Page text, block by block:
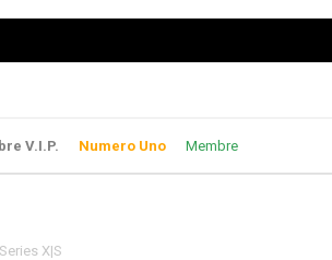
V.I.P. Numero Uno Membre
X|S